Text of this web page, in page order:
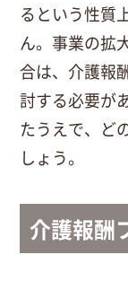
るという性質
ん。事業の拡
合は、介護報
討する必要が
たうえで、ど
しょう。
介護報酬